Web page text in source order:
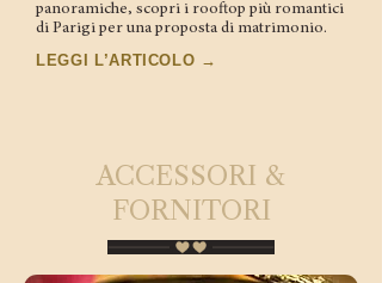
panoramiche, scopri i rooftop più romantici
di Parigi per una proposta di matrimonio.
LEGGI L’ARTICOLO →
ACCESSORI &
FORNITORI